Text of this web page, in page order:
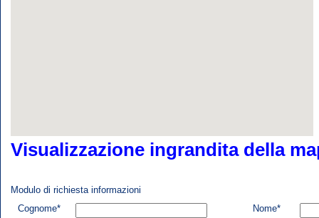
Visualizzazione ingrandita della
Modulo di richiesta informazioni
Cognome*
Nome*